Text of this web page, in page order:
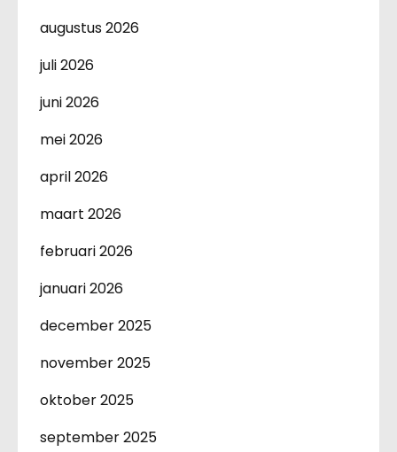
augustus 2026
juli 2026
juni 2026
mei 2026
april 2026
maart 2026
februari 2026
januari 2026
december 2025
november 2025
oktober 2025
september 2025